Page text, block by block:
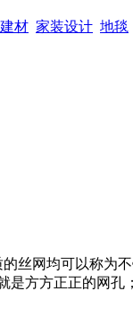
建材 家装设计 地毯
丝网均可以称为
效果就是方方